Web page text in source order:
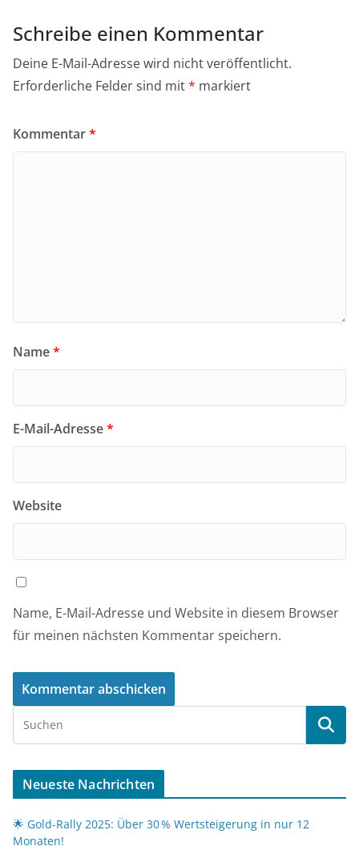
Schreibe einen Kommentar
Deine E-Mail-Adresse wird nicht veröffentlicht.
Erforderliche Felder sind mit* markiert
Kommentar*
Name*
E-Mail-Adresse*
Website
Name, E-Mail-Adresse und Website in diesem Browser
für meinen nächsten Kommentar speichern.
Neueste Nachrichten
🌟 Gold-Rally 2025: Über 30 % Wertsteigerung in nur 12
Monaten!